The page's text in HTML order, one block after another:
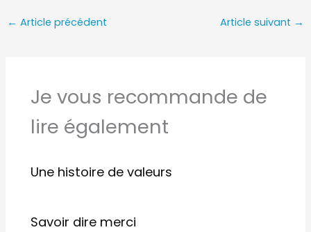
← Article précédent Article suivant →
Je vous recommande de
lire également
Une histoire de valeurs
Savoir dire merci